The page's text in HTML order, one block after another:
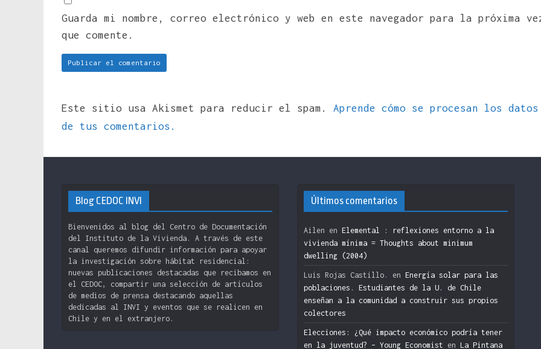
Guarda mi nombre, correo electrónico y web en este navegador para la próxima
que comente.
Este sitio usa Akismet para reducir el spam. Aprende cómo se procesan los datos
de tus comentarios.
Blog CEDOC INVI
Bienvenidos al blog del Centro de Documentación
del Instituto de la Vivienda. A través de este
canal queremos difundir información para apoyar
la investigación sobre hábitat residencial:
nuevas publicaciones destacadas que recibamos en
el CEDOC, compartir una selección de artículos
de medios de prensa destacando aquellas
dedicadas al INVI y eventos que se realicen en
Chile y en el extranjero.
Últimos comentarios
Ailen en Elemental : reflexiones entorno a la
vivienda mínima = Thoughts about minimum
dwelling (2004)
Luis Rojas Castillo. en Energía solar para las
poblaciones. Estudiantes de la U. de Chile
enseñan a la comunidad a construir sus propios
colectores
Elecciones: ¿Qué impacto económico podría tener
en la juventud? – Young Economist en La Pintana